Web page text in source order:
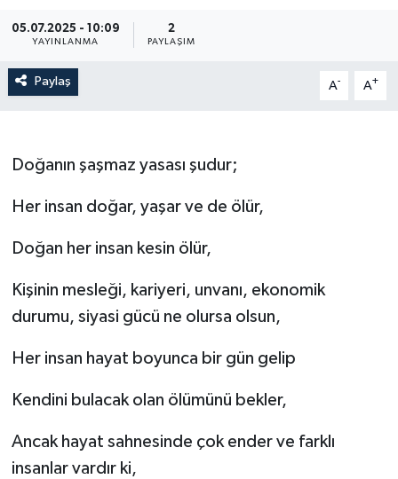
05.07.2025 - 10:09
YAYINLANMA
2
PAYLAŞIM
Paylaş A- A+
Doğanın şaşmaz yasası şudur;
Her insan doğar, yaşar ve de ölür,
Doğan her insan kesin ölür,
Kişinin mesleği, kariyeri, unvanı, ekonomik
durumu, siyasi gücü ne olursa olsun,
Her insan hayat boyunca bir gün gelip
Kendini bulacak olan ölümünü bekler,
Ancak hayat sahnesinde çok ender ve farklı
insanlar vardır ki,